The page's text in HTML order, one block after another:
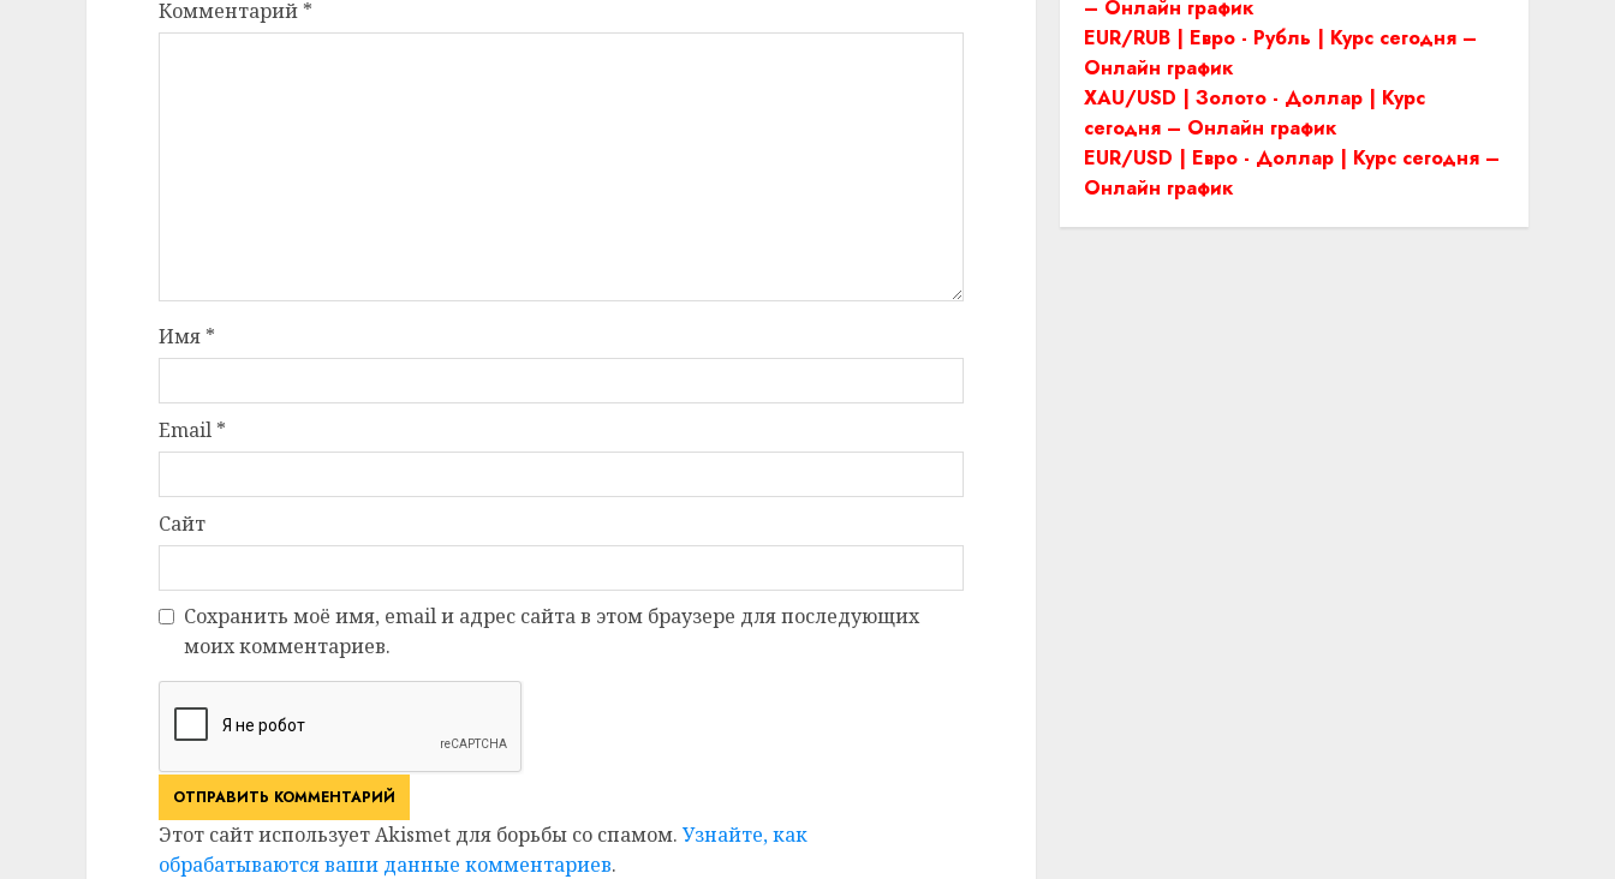
Комментарий *
Имя *
Email *
Сайт
Сохранить моё имя, email и адрес сайта в этом браузере для последующих
моих комментариев.
Этот сайт использует Akismet для борьбы со спамом. Узнайте, как
обрабатываются ваши данные комментариев.
– Онлайн график
EUR/RUB | Евро - Рубль | Курс сегодня –
Онлайн график
XAU/USD | Золото - Доллар | Курс
сегодня – Онлайн график
EUR/USD | Евро - Доллар | Курс сегодня –
Онлайн график